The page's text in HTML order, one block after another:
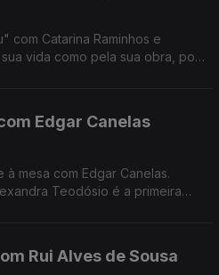
com Catarina Raminhos e
vida como pela sua obra, pois
Edgar Canelas
mesa com Edgar Canelas.
Teodósio é a primeira
Rui Alves de Sousa